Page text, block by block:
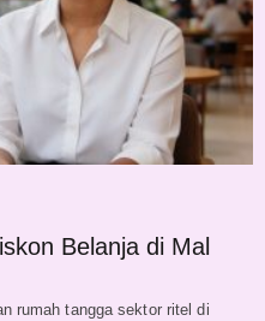
Belanja di Mal
rumah tangga sektor ritel di